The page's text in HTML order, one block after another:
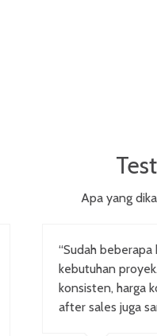
Apa yang
“Sudah
kebutuhan
konsisten, harga
after sales juga